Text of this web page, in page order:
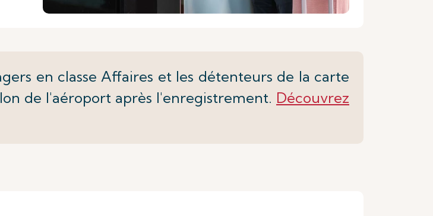
en classe Affaires et les détenteurs de la carte
de l'aéroport après l'enregistrement. Découvrez